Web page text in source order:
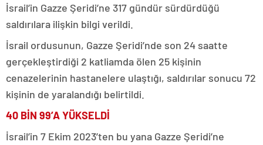
İsrail’in Gazze Şeridi’ne 317 gündür sürdürdüğü
saldırılara ilişkin bilgi verildi.
İsrail ordusunun, Gazze Şeridi’nde son 24 saatte
gerçekleştirdiği 2 katliamda ölen 25 kişinin
cenazelerinin hastanelere ulaştığı, saldırılar sonucu 72
kişinin de yaralandığı belirtildi.
40 BİN 99’A YÜKSELDİ
İsrail’in 7 Ekim 2023’ten bu yana Gazze Şeridi’ne